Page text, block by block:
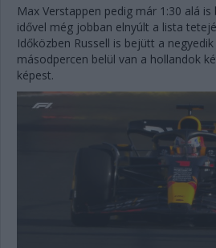
Max Verstappen pedig már 1:30 alá
idővel még jobban elnyúlt a lista
Időközben Russell is bejütt a
másodpercen belül van a hollandok
képest.